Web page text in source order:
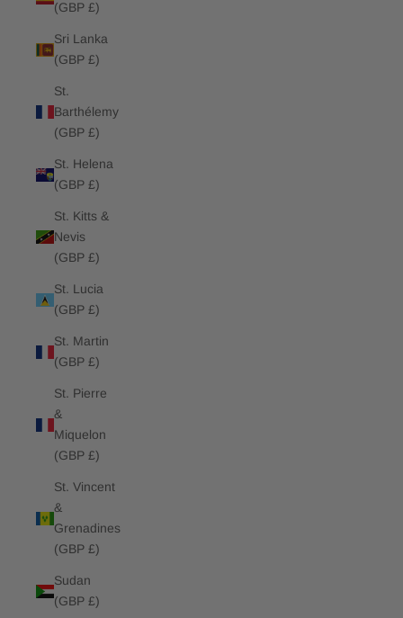
(GBP £)
Sri Lanka
(GBP £)
St.
Barthélemy
(GBP £)
St. Helena
(GBP £)
St. Kitts &
Nevis
(GBP £)
St. Lucia
(GBP £)
St. Martin
(GBP £)
St. Pierre
&
Miquelon
(GBP £)
St. Vincent
&
Grenadines
(GBP £)
Sudan
(GBP £)